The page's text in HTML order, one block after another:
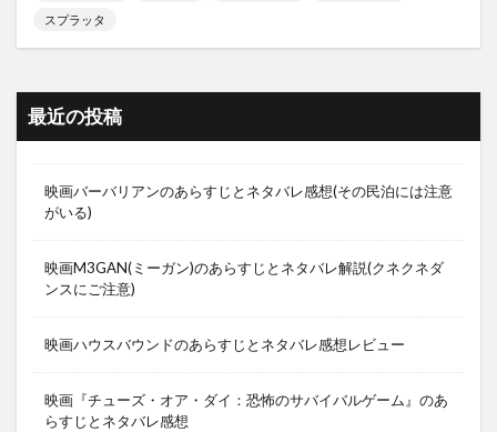
スプラッタ
最近の投稿
映画バーバリアンのあらすじとネタバレ感想(その民泊には注意
がいる)
映画M3GAN(ミーガン)のあらすじとネタバレ解説(クネクネダ
ンスにご注意)
映画ハウスバウンドのあらすじとネタバレ感想レビュー
映画『チューズ・オア・ダイ：恐怖のサバイバルゲーム』のあ
らすじとネタバレ感想